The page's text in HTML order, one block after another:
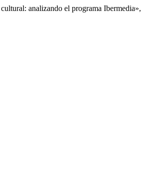
analizando el programa Ibermedia»,